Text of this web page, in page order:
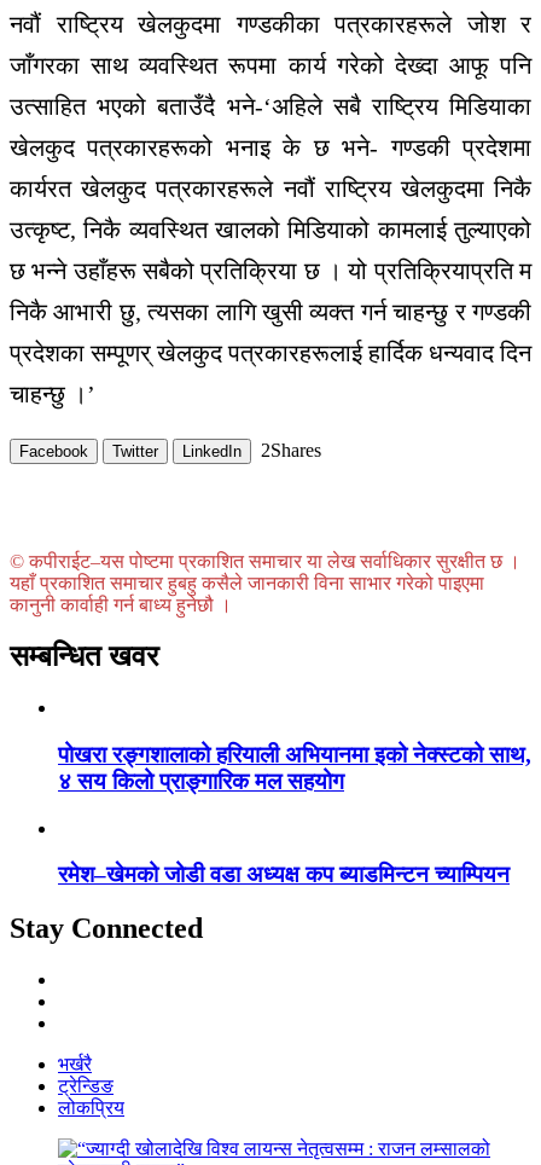
नवौं राष्ट्रिय खेलकुदमा गण्डकीका पत्रकारहरूले जोश र
जाँगरका साथ व्यवस्थित रूपमा कार्य गरेको देख्दा आफू पनि
उत्साहित भएको बताउँदै भने-‘अहिले सबै राष्ट्रिय मिडियाका
खेलकुद पत्रकारहरूको भनाइ के छ भने- गण्डकी प्रदेशमा
कार्यरत खेलकुद पत्रकारहरूले नवौं राष्ट्रिय खेलकुदमा निकै
उत्कृष्ट, निकै व्यवस्थित खालको मिडियाको कामलाई तुल्याएको
छ भन्ने उहाँहरू सबैको प्रतिक्रिया छ । यो प्रतिक्रियाप्रति म
निकै आभारी छु, त्यसका लागि खुसी व्यक्त गर्न चाहन्छु र गण्डकी
प्रदेशका सम्पूणर् खेलकुद पत्रकारहरूलाई हार्दिक धन्यवाद दिन
चाहन्छु ।’
Facebook Twitter LinkedIn 2Shares
© कपीराईट–यस पोष्टमा प्रकाशित समाचार या लेख सर्वाधिकार सुरक्षीत छ ।
यहाँ प्रकाशित समाचार हुबहु कसैले जानकारी विना साभार गरेको पाइएमा
कानुनी कार्वाही गर्न बाध्य हुनेछौ ।
सम्बन्धित खवर
पोखरा रङ्गशालाको हरियाली अभियानमा इको नेक्स्टको साथ,
४ सय किलो प्राङ्गारिक मल सहयोग
रमेश–खेमको जोडी वडा अध्यक्ष कप ब्याडमिन्टन च्याम्पियन
Stay Connected
भर्खरै
ट्रेन्डिङ
लोकप्रिय